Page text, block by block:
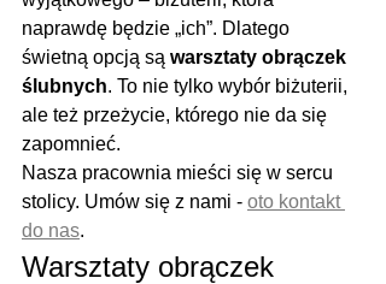
naprawdę będzie „ich”. Dlatego
świetną opcją są warsztaty obrączek
ślubnych. To nie tylko wybór biżuterii,
ale też przeżycie, którego nie da się
zapomnieć.
Nasza pracownia mieści się w sercu
stolicy. Umów się z nami - oto kontakt
do nas.
Warsztaty obrączek